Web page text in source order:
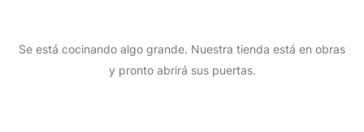
Se está cocinando algo grande. Nuestra tienda está en obras
y pronto abrirá sus puertas.